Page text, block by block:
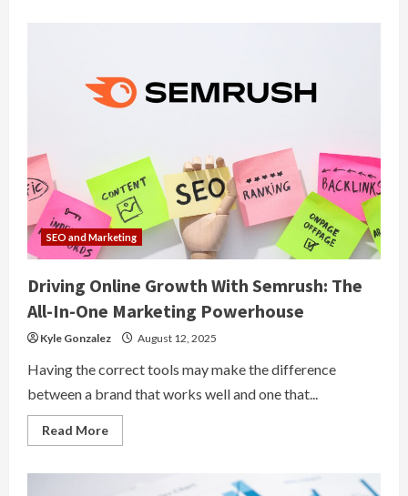
Communities
with
a
SEO and Marketing
Driving Online Growth With Semrush: The
All-In-One Marketing Powerhouse
Kyle Gonzalez August 12, 2025
Having the correct tools may make the difference
between a brand that works well and one that...
Read MoreRead
more